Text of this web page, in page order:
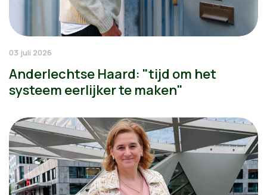
03 juli 2026
Anderlechtse Haard: "tijd om het
systeem eerlijker te maken"